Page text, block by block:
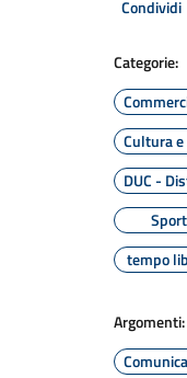
Condividi
Categorie:
Cultura
DUC -
Sport
tempo
Argomenti: